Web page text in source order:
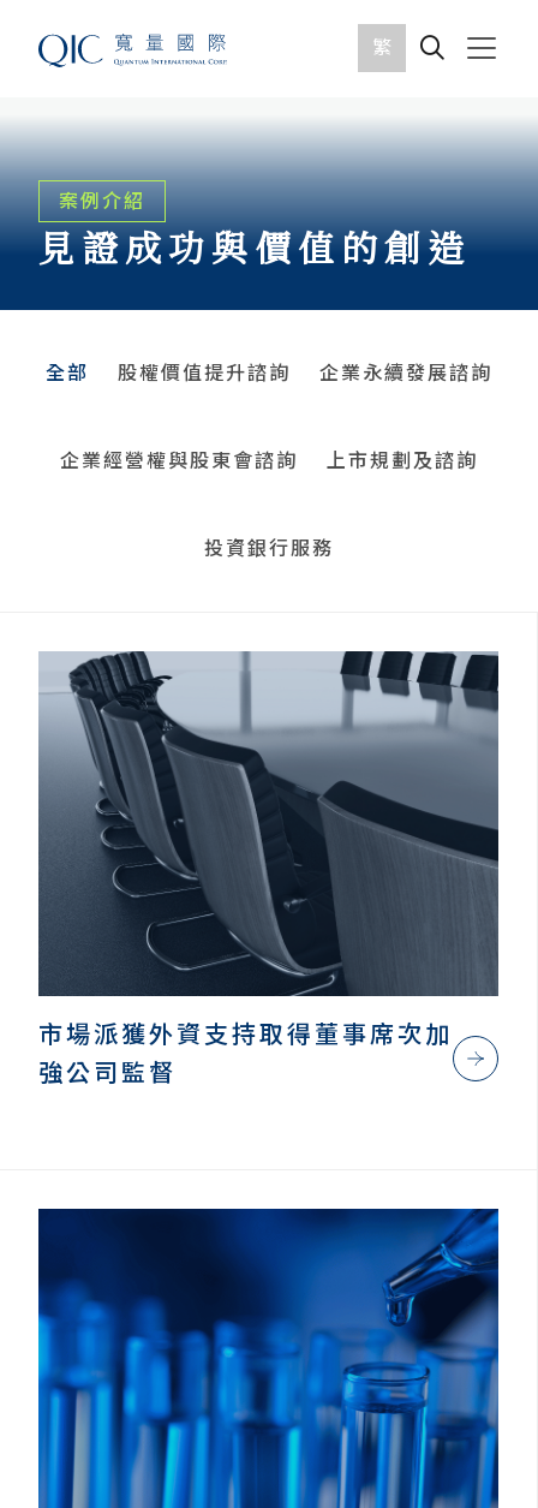
繁
案例介紹
見證成功與價值的創造
全部 股權價值提升諮詢 企業永續發展諮詢
企業經營權與股東會諮詢 上市規劃及諮詢
投資銀行服務
市場派獲外資支持取得董事席次加
強公司監督